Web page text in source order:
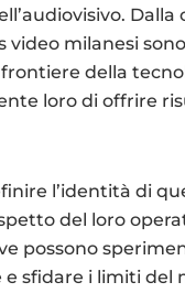
milanesi
della
loro di offrire
l’identità di
del loro
possono
sfidare i limiti del